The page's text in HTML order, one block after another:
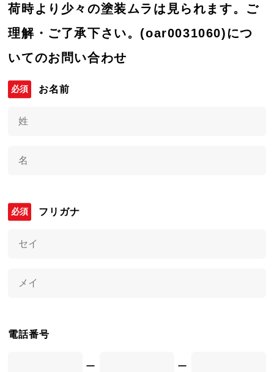
荷時より少々の塗装ムラは見られます。ご
理解・ご了承下さい。(oar0031060)につ
いてのお問い合わせ
お名前
フリガナ
電話番号
ー ー